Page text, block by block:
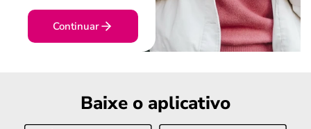
Continuar
Baixe o aplicativo